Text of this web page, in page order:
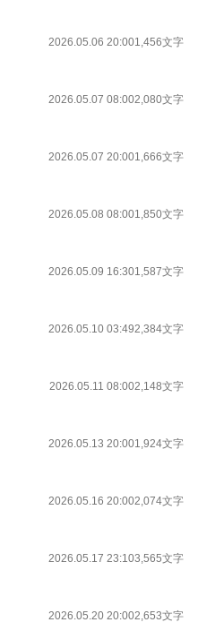
2026.05.06 20:001,456文字
2026.05.07 08:002,080文字
2026.05.07 20:001,666文字
2026.05.08 08:001,850文字
2026.05.09 16:301,587文字
2026.05.10 03:492,384文字
2026.05.11 08:002,148文字
2026.05.13 20:001,924文字
2026.05.16 20:002,074文字
2026.05.17 23:103,565文字
2026.05.20 20:002,653文字